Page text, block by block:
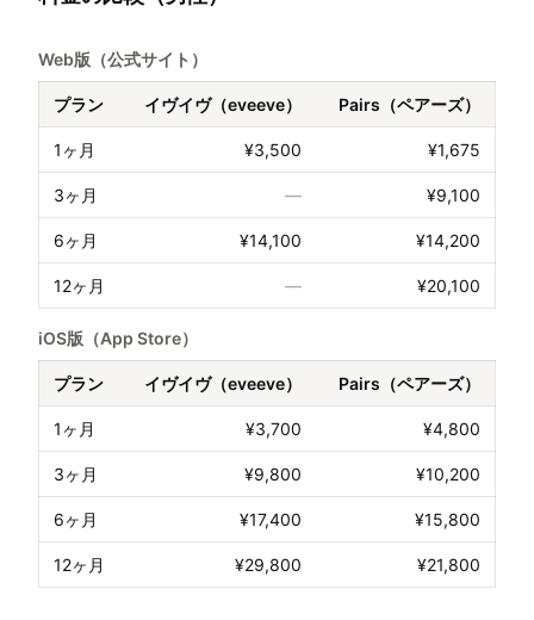
Web版（公式サイト）
プラン イヴイヴ（eveeve） Pairs（ペアーズ）
1ヶ月 ¥3,500 ¥1,675
3ヶ月 — ¥9,100
6ヶ月 ¥14,100 ¥14,200
12ヶ月 — ¥20,100
iOS版（App Store）
プラン イヴイヴ（eveeve） Pairs（ペアーズ）
1ヶ月 ¥3,700 ¥4,800
3ヶ月 ¥9,800 ¥10,200
6ヶ月 ¥17,400 ¥15,800
12ヶ月 ¥29,800 ¥21,800